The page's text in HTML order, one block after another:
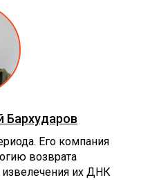
Бархударов
Его компания
возврата
их ДНК